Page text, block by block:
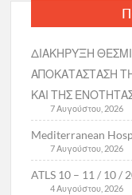
ΔΙΑΚΗΡΥΞΗ
ΑΠΟΚΑΤΑΣΤΑΣΗ
ΚΑΙ ΤΗΣ
7 Αυγούστου, 2026
Mediterranean
7 Αυγούστου, 2026
ATLS 10 – 11 / 10 /
4 Αυγούστου, 2026